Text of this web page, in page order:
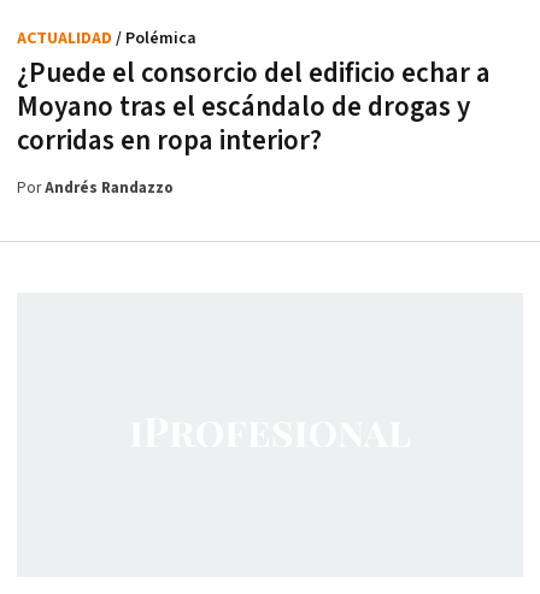
¿Puede el consorcio del edificio echar a
Moyano tras el escándalo de drogas y
corridas en ropa interior?
ACTUALIDAD / Polémica
PorAndrés Randazzo